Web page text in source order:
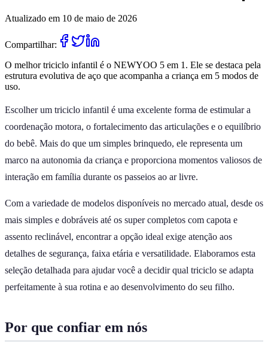
Atualizado em 10 de maio de 2026
Compartilhar:
O melhor triciclo infantil é o NEWYOO 5 em 1. Ele se destaca pela
estrutura evolutiva de aço que acompanha a criança em 5 modos de
uso.
Escolher um triciclo infantil é uma excelente forma de estimular a
coordenação motora, o fortalecimento das articulações e o equilíbrio
do bebê. Mais do que um simples brinquedo, ele representa um
marco na autonomia da criança e proporciona momentos valiosos de
interação em família durante os passeios ao ar livre.
Com a variedade de modelos disponíveis no mercado atual, desde os
mais simples e dobráveis até os super completos com capota e
assento reclinável, encontrar a opção ideal exige atenção aos
detalhes de segurança, faixa etária e versatilidade. Elaboramos esta
seleção detalhada para ajudar você a decidir qual triciclo se adapta
perfeitamente à sua rotina e ao desenvolvimento do seu filho.
Por que confiar em nós